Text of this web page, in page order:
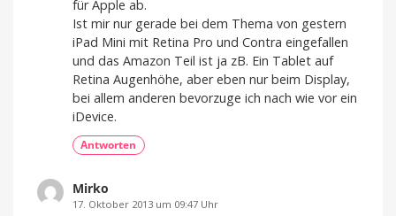
für Apple ab.
Ist mir nur gerade bei dem Thema von gestern
iPad Mini mit Retina Pro und Contra eingefallen
und das Amazon Teil ist ja zB. Ein Tablet auf
Retina Augenhöhe, aber eben nur beim Display,
bei allem anderen bevorzuge ich nach wie vor ein
iDevice.
Antworten
Mirko
17. Oktober 2013 um 09:47 Uhr